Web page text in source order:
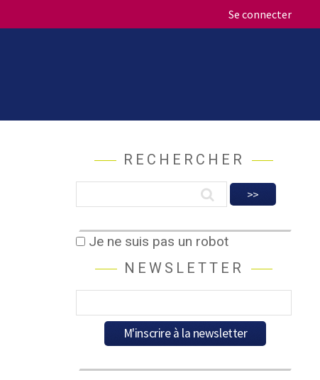
Se connecter
RECHERCHER
Je ne suis pas un robot
NEWSLETTER